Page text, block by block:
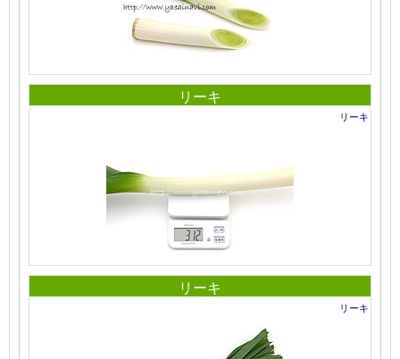
リーキ
リーキ
リーキ
リーキ